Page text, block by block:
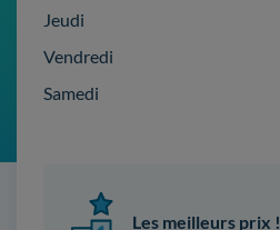
Jeudi
Vendredi
Samedi
Les meilleurs prix !